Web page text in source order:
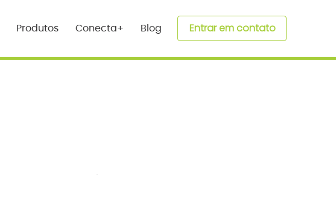
Produtos Conecta+ Blog Entrar em contato